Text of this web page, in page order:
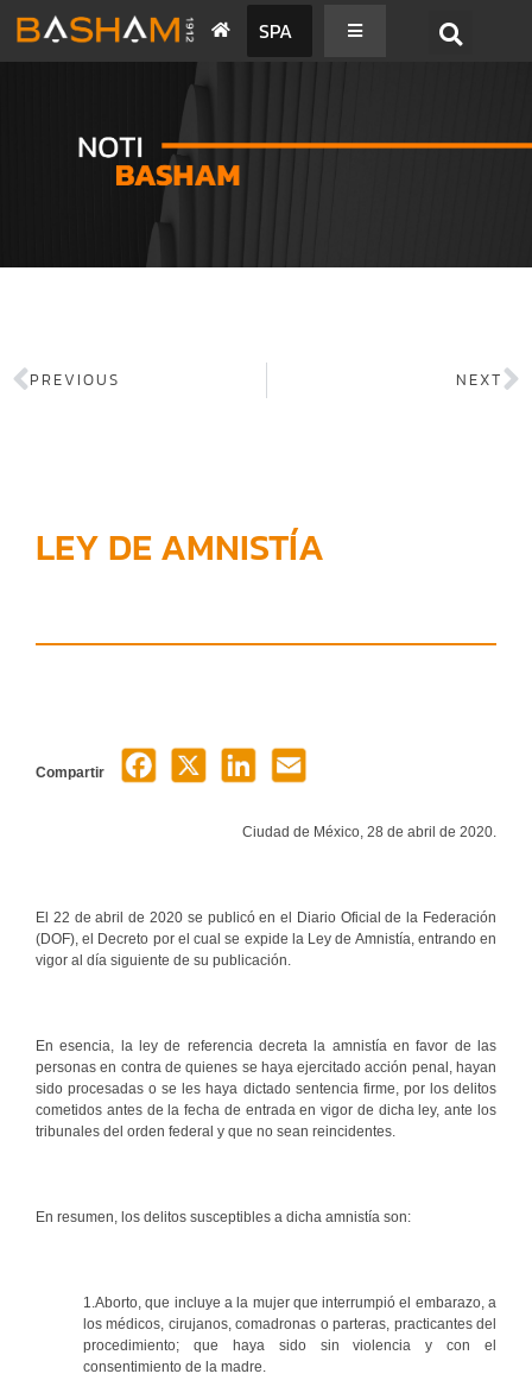
SPA
PREVIOUS NEXT
LEY DE AMNISTÍA
Compartir
Ciudad de México, 28 de abril de 2020.
El 22 de abril de 2020 se publicó en el Diario Oficial de la Federación
(DOF), el Decreto por el cual se expide la Ley de Amnistía, entrando en
vigor al día siguiente de su publicación.
En esencia, la ley de referencia decreta la amnistía en favor de las
personas en contra de quienes se haya ejercitado acción penal, hayan
sido procesadas o se les haya dictado sentencia firme, por los delitos
cometidos antes de la fecha de entrada en vigor de dicha ley, ante los
tribunales del orden federal y que no sean reincidentes.
En resumen, los delitos susceptibles a dicha amnistía son:
1.Aborto, que incluye a la mujer que interrumpió el embarazo, a
los médicos, cirujanos, comadronas o parteras, practicantes del
procedimiento; que haya sido sin violencia y con el
consentimiento de la madre.